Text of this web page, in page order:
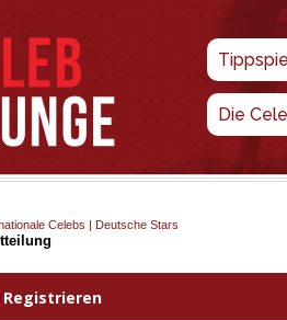
Die
Celebs | Deutsche Stars
Registrieren